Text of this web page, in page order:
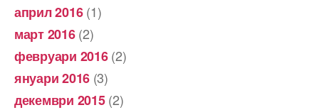
април 2016(1)
март 2016(2)
февруари 2016(2)
януари 2016 (3)
декември 2015(2)